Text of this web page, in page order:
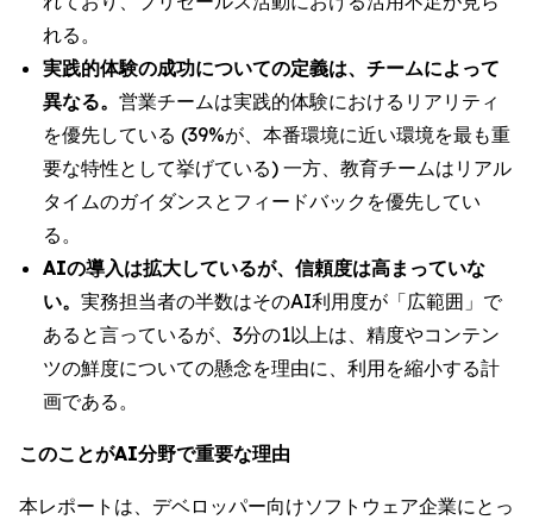
れる。
実践的体験の成功についての定義は、チームによって
異なる。 営業チームは実践的体験におけるリアリティ
を優先している (39%が、本番環境に近い環境を最も重
要な特性として挙げている) 一方、教育チームはリアル
タイムのガイダンスとフィードバックを優先してい
る。
AIの導入は拡大しているが、信頼度は高まっていな
い。 実務担当者の半数はそのAI利用度が「広範囲」で
あると言っているが、3分の1以上は、精度やコンテン
ツの鮮度についての懸念を理由に、利用を縮小する計
画である。
このことがAI分野で重要な理由
本レポートは、デベロッパー向けソフトウェア企業にとっ